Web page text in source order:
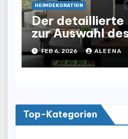
HEIMDEKORATION
Der detaillierte
zur Auswahl
Geeigneten
Modells für Ihr
FEB 6, 2026 ALEENA
Top-Kategorien